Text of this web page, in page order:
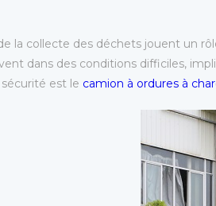
la collecte des déchets jouent un
dans des conditions difficiles,
est le camion à ordures à